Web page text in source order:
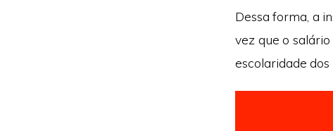
Dessa forma, a
vez que o
escolaridade